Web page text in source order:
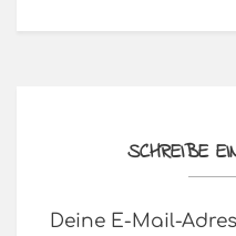
SCHREIBE
Deine E-Mail-